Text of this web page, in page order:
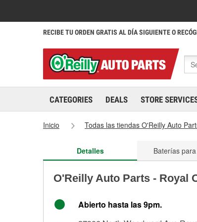
RECIBE TU ORDEN GRATIS AL DÍA SIGUIENTE O
CATEGORIES DEALS STORE
Inicio Todas las tiendas O'Reilly Auto
Detalles Baterías
O'Reilly Auto Parts - Royal
Abierto hasta las 9pm.